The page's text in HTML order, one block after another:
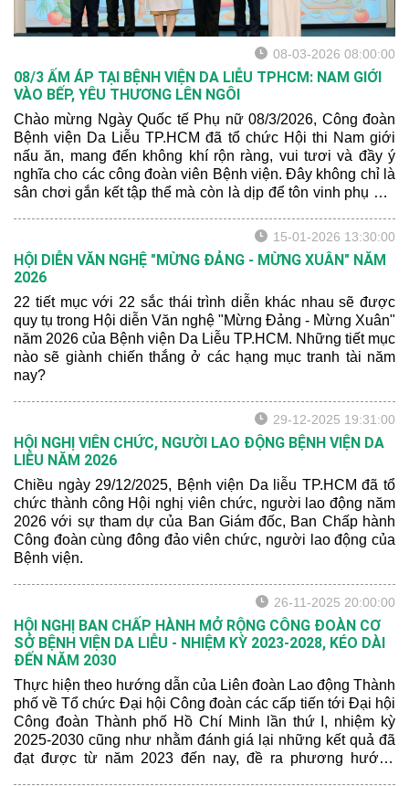
08-03-2026 08:00:00
08/3 ẤM ÁP TẠI BỆNH VIỆN DA LIỄU TPHCM: NAM GIỚI
VÀO BẾP, YÊU THƯƠNG LÊN NGÔI
Chào mừng Ngày Quốc tế Phụ nữ 08/3/2026, Công đoàn
Bệnh viện Da Liễu TP.HCM đã tổ chức Hội thi Nam giới
nấu ăn, mang đến không khí rộn ràng, vui tươi và đầy ý
nghĩa cho các công đoàn viên Bệnh viện. Đây không chỉ là
sân chơi gắn kết tập thể mà còn là dịp để tôn vinh phụ nữ,
15-01-2026 13:30:00
HỘI DIỄN VĂN NGHỆ "MỪNG ĐẢNG - MỪNG XUÂN" NĂM
2026
22 tiết mục với 22 sắc thái trình diễn khác nhau sẽ được
quy tụ trong Hội diễn Văn nghệ "Mừng Đảng - Mừng Xuân"
năm 2026 của Bệnh viện Da Liễu TP.HCM. Những tiết mục
nào sẽ giành chiến thắng ở các hạng mục tranh tài năm
nay?
29-12-2025 19:31:00
HỘI NGHỊ VIÊN CHỨC, NGƯỜI LAO ĐỘNG BỆNH VIỆN DA
LIỄU NĂM 2026
Chiều ngày 29/12/2025, Bệnh viện Da liễu TP.HCM đã tổ
chức thành công Hội nghị viên chức, người lao động năm
2026 với sự tham dự của Ban Giám đốc, Ban Chấp hành
Công đoàn cùng đông đảo viên chức, người lao động của
Bệnh viện.
26-11-2025 20:00:00
HỘI NGHỊ BAN CHẤP HÀNH MỞ RỘNG CÔNG ĐOÀN CƠ
SỞ BỆNH VIỆN DA LIỄU - NHIỆM KỲ 2023-2028, KÉO DÀI
ĐẾN NĂM 2030
Thực hiện theo hướng dẫn của Liên đoàn Lao động Thành
phố về Tổ chức Đại hội Công đoàn các cấp tiến tới Đại hội
Công đoàn Thành phố Hồ Chí Minh lần thứ I, nhiệm kỳ
2025-2030 cũng như nhằm đánh giá lại những kết quả đã
đạt được từ năm 2023 đến nay, đề ra phương hướng